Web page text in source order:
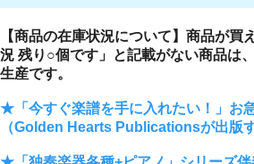
【商品の在庫状況について】商品が買
況 残り○個です」と記載がない商品は
生産です。
★「今すぐ楽譜を手に入れたい！」お
（Golden Hearts Publicationsが出版